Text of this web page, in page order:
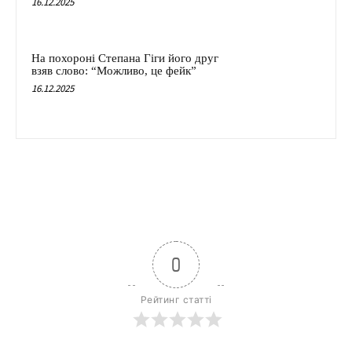
На похороні Степана Гіги його друг
взяв слово: “Можливо, це фейк”
16.12.2025
0
Рейтинг статті